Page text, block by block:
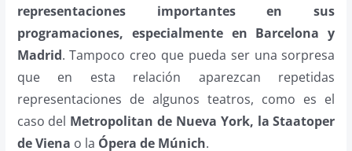
representaciones importantes en sus
programaciones, especialmente en Barcelona y
Madrid. Tampoco creo que pueda ser una sorpresa
que en esta relación aparezcan repetidas
representaciones de algunos teatros, como es el
caso del Metropolitan de Nueva York, la Staatoper
de Viena o la Ópera de Múnich.